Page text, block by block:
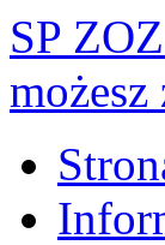
SP